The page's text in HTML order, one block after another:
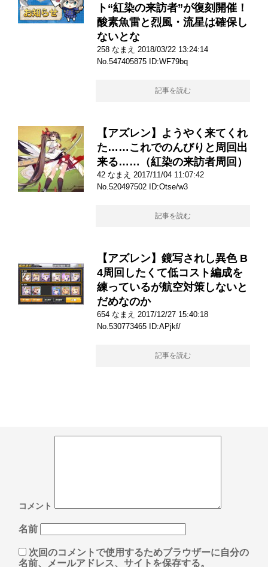
ト“紅染の来訪者”が復刻開催！
酸素魚雷と烈風・流星は確保し
ないとな
258 なまえ 2018/03/22 13:24:14
No.547405875 ID:WF79bq
記事を読む
【アズレン】ようやく来てくれ
た……これでのんびりと周回出
来る……（紅染の来訪者周回）
42 なまえ 2017/11/04 11:07:42
No.520497502 ID:Otse/w3
記事を読む
【アズレン】鏡写されし異色 B
4周回したくて低コスト編成を
練っているが航空対策しないと
だめなのか
654 なまえ 2017/12/27 15:40:18
No.530773465 ID:APjkf/
記事を読む
コメント
名前
次回のコメントで使用するためブラウザーに自分の
名前、メールアドレス、サイトを保存する。